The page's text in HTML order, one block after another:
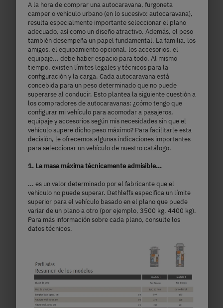
Seleccionar modelo
600 KS Active
Precio a partir de
4 - 7 personas
Plazas para dormir
5,99 m
Longitud
3499 kg
Masa máxima técnicamente admisible
A la hora de comprar una autocaravana, furgoneta
camper o vehículo urbano (en lo sucesivo: autocaravana),
resulta especialmente importante seleccionar el plano
adecuado, así como un diseño atractivo. Además, el peso
también desempeña un papel fundamental. La familia, los
amigos, el equipamiento opcional, los accesorios, el
equipaje... debe haber espacio para todo. Al mismo
tiempo, existen límites legales y técnicos para la
configuración y la carga. Cada autocaravana está
concebida para un peso determinado que no puede
superarse al conducir. Esto plantea la siguiente cuestión a
los compradores de autocaravanas: ¿cómo tengo que
configurar mi vehículo para acomodar a pasajeros,
equipaje y accesorios según mis necesidades sin que el
vehículo supere dicho peso máximo? Para facilitarle esta
decisión, le ofrecemos algunas indicaciones importantes
para seleccionar un vehículo de nuestro catálogo.
1. La masa máxima técnicamente admisible...
... es un valor determinado por el fabricante que el
vehículo no puede superar. Dethleffs especifica un límite
superior para el vehículo basado en el plano que puede
variar de un plano a otro (por ejemplo, 3500 kg, 4400 kg).
Para más información sobre cada plano, consulte los
datos técnicos.